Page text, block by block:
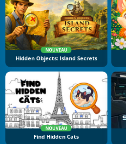
NOUVEAU
Hidden Objects: Island Secrets
NOUVEAU
Find Hidden Cats